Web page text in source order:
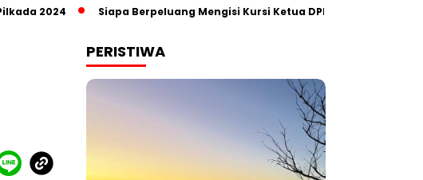
Siapa Berpeluang Mengisi Kursi Ketua DPR RI? Safari Ramadan
PERISTIWA